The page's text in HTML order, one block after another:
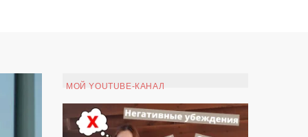
МОЙ YOUTUBE-КАНАЛ